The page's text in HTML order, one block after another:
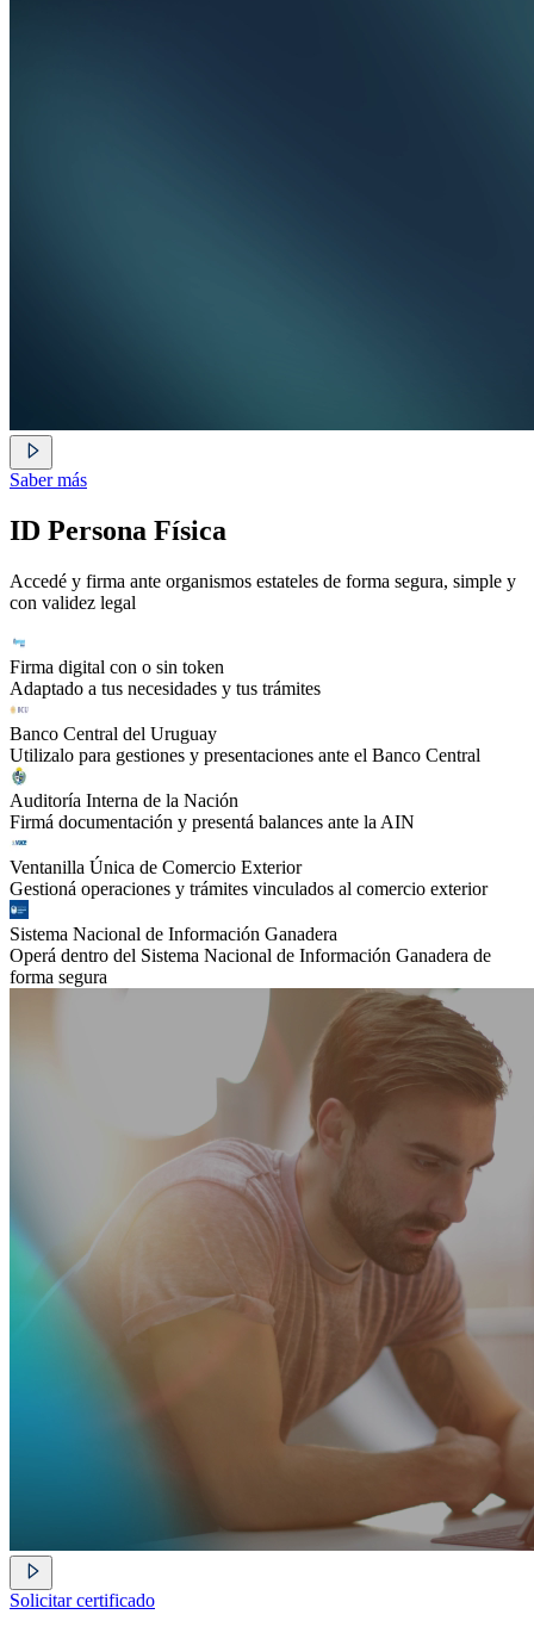
Saber más
ID Persona Física
Accedé y firma ante organismos estateles de forma segura, simple y
con validez legal
Firma digital con o sin token
Adaptado a tus necesidades y tus trámites
Banco Central del Uruguay
Utilizalo para gestiones y presentaciones ante el Banco Central
Auditoría Interna de la Nación
Firmá documentación y presentá balances ante la AIN
Ventanilla Única de Comercio Exterior
Gestioná operaciones y trámites vinculados al comercio exterior
Sistema Nacional de Información Ganadera
Operá dentro del Sistema Nacional de Información Ganadera de
forma segura
Solicitar certificado